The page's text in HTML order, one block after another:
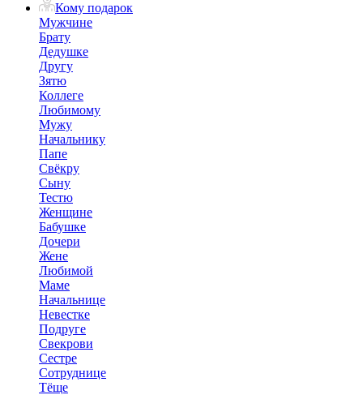
Кому подарок
Мужчине
Брату
Дедушке
Другу
Зятю
Коллеге
Любимому
Мужу
Начальнику
Папе
Свёкру
Сыну
Тестю
Женщине
Бабушке
Дочери
Жене
Любимой
Маме
Начальнице
Невестке
Подруге
Свекрови
Сестре
Сотруднице
Тёще